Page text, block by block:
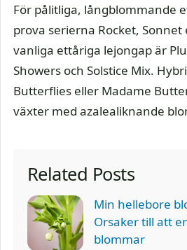
För pålitliga, långblommande
prova serierna Rocket,
vanliga ettåriga lejongap är
Showers och Solstice Mix.
Butterflies eller Madame
växter med azalealiknande
Related Posts
Min hellebore
Orsaker till att
blommar